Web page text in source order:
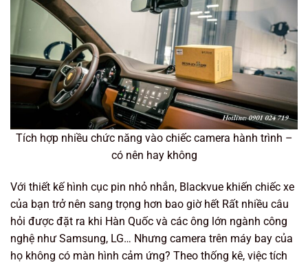
Tích hợp nhiều chức năng vào chiếc camera hành trình –
có nên hay không
Với thiết kế hình cục pin nhỏ nhắn, Blackvue khiến chiếc xe
của bạn trở nên sang trọng hơn bao giờ hết Rất nhiều câu
hỏi được đặt ra khi Hàn Quốc và các ông lớn ngành công
nghệ như Samsung, LG… Nhưng camera trên máy bay của
họ không có màn hình cảm ứng? Theo thống kê, việc tích